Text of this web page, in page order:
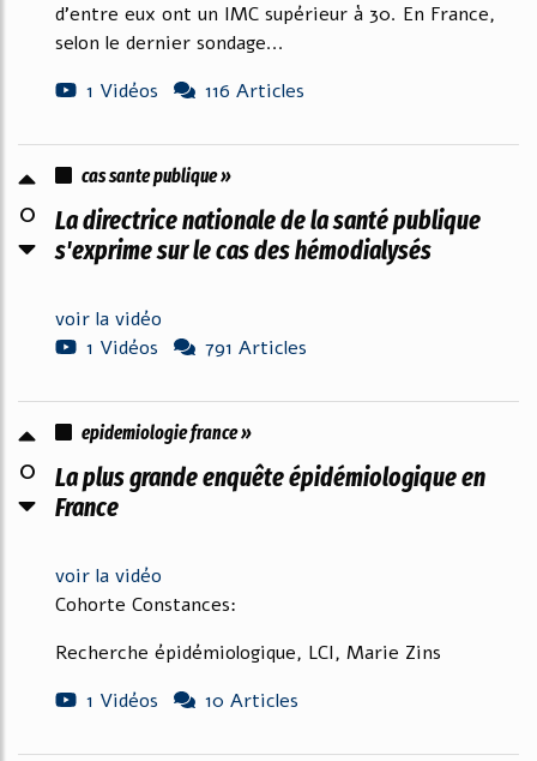
d’entre eux ont un IMC supérieur à 30. En France,
selon le dernier sondage...
1 Vidéos
116 Articles
0
cas sante publique »
La directrice nationale de la santé publique
s'exprime sur le cas des hémodialysés
voir la vidéo
1 Vidéos
791 Articles
0
epidemiologie france »
La plus grande enquête épidémiologique en
France
voir la vidéo
Cohorte Constances:
Recherche épidémiologique, LCI, Marie Zins
1 Vidéos
10 Articles